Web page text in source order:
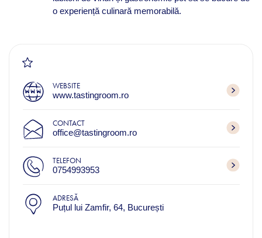
o experiență culinară memorabilă.
WEBSITE
www.tastingroom.ro
CONTACT
office@tastingroom.ro
TELEFON
0754993953
ADRESĂ
Puțul lui Zamfir, 64, București